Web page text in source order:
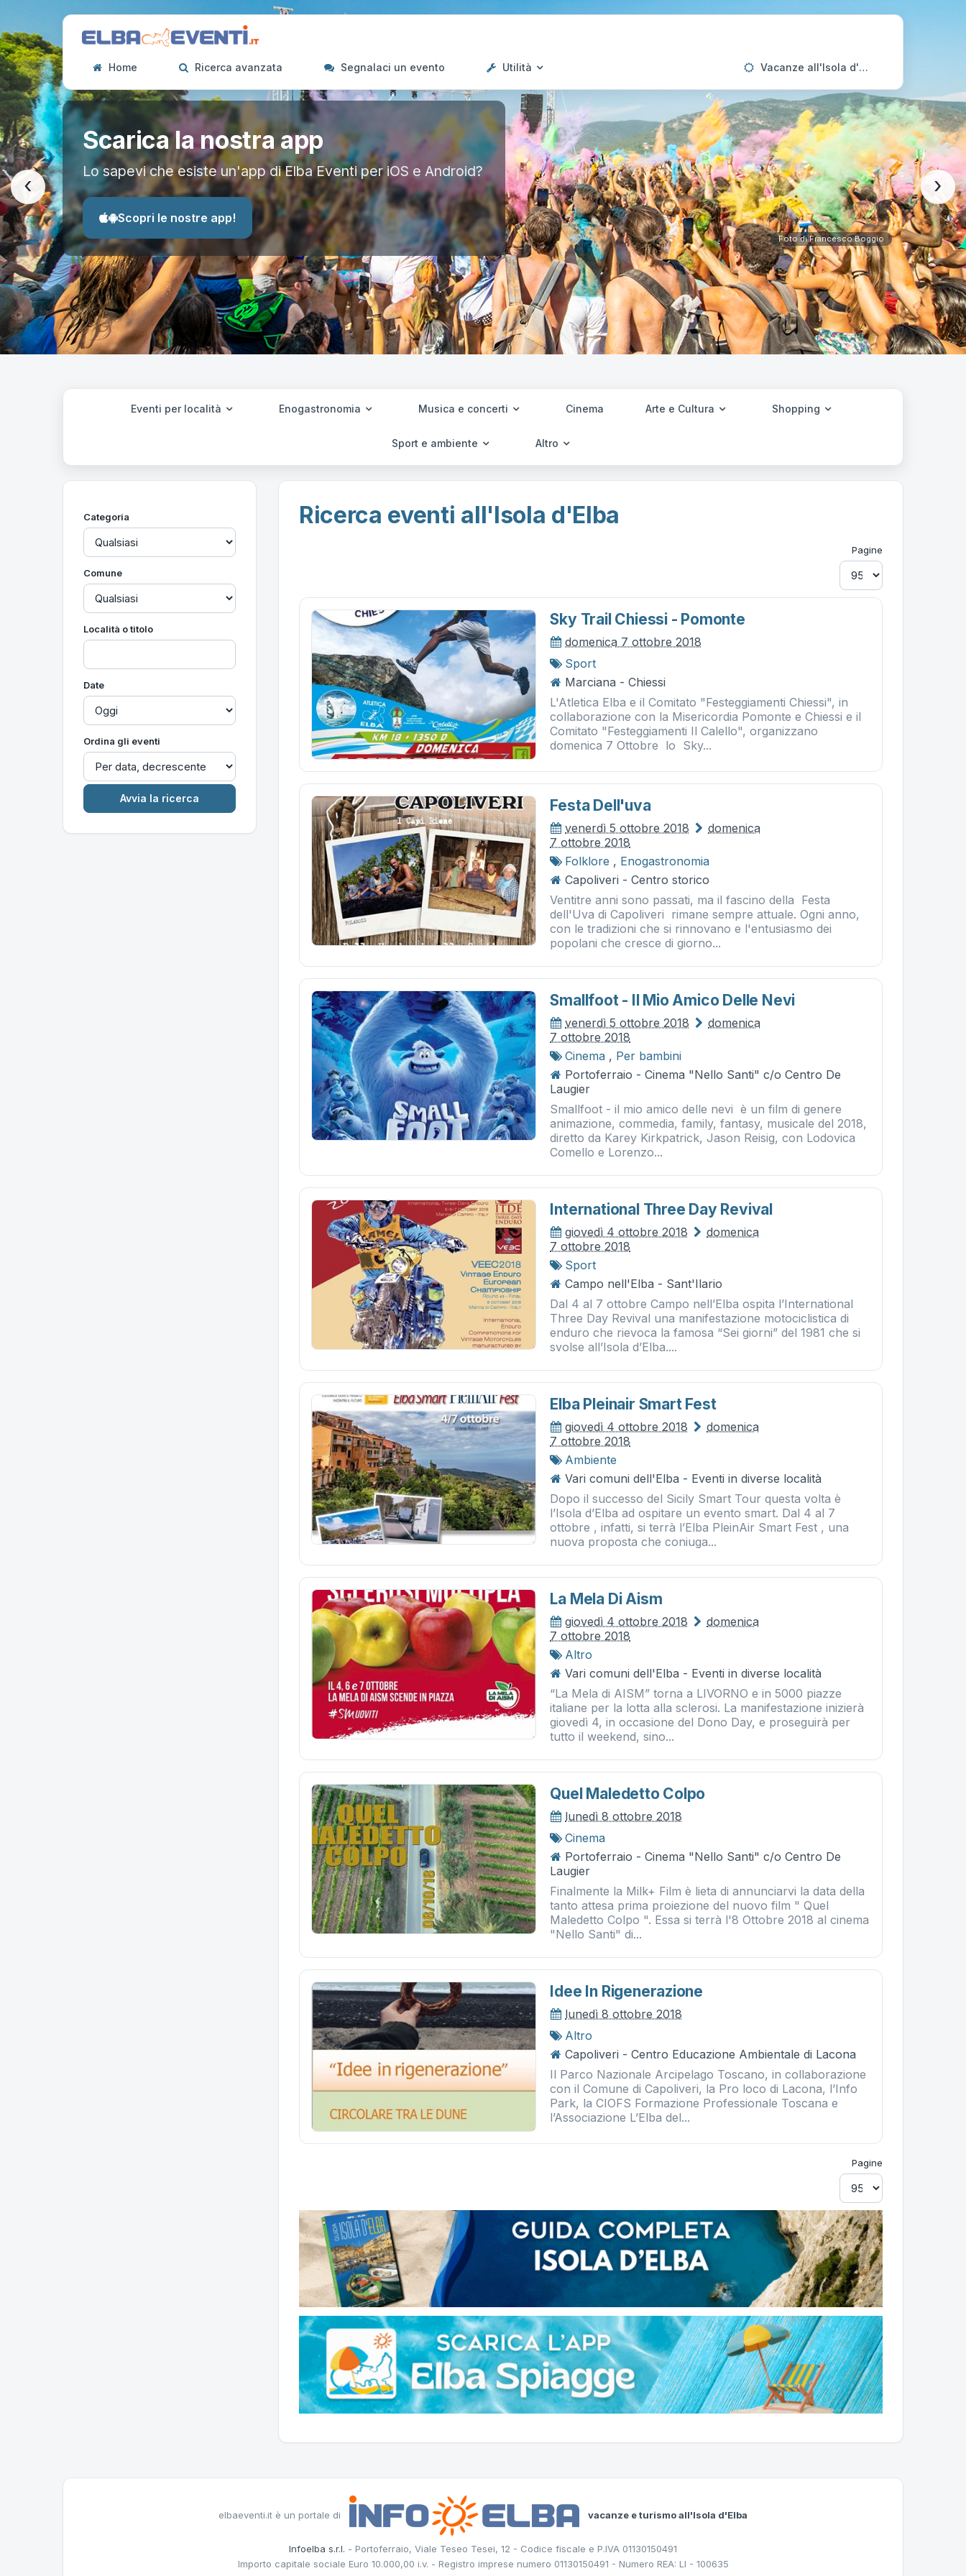
Home Ricerca avanzata Segnalaci un evento Utilità Vacanze all'Isola d'Elba
Scarica la nostra app
Lo sapevi che esiste un'app di Elba Eventi per iOS e Android?
Scopri le nostre app!
Foto di Francesco Boggio
‹ ›
Eventi per località Enogastronomia Musica e concerti Cinema Arte e Cultura Shopping
Sport e ambiente Altro
Categoria
Comune
Località o titolo
Date
Ordina gli eventi
Ricerca eventi all'Isola d'Elba
Pagine
Sky Trail Chiessi - Pomonte
domenica 7 ottobre 2018
Sport
Marciana - Chiessi
L'Atletica Elba e il Comitato "Festeggiamenti Chiessi", in
collaborazione con la Misericordia Pomonte e Chiessi e il
Comitato "Festeggiamenti Il Calello", organizzano
domenica 7 Ottobre lo Sky...
Festa Dell'uva
venerdì 5 ottobre 2018
domenica
7 ottobre 2018
Folklore , Enogastronomia
Capoliveri - Centro storico
Ventitre anni sono passati, ma il fascino della Festa
dell'Uva di Capoliveri rimane sempre attuale. Ogni anno,
con le tradizioni che si rinnovano e l'entusiasmo dei
popolani che cresce di giorno...
Smallfoot - Il Mio Amico Delle Nevi
venerdì 5 ottobre 2018
domenica
7 ottobre 2018
Cinema , Per bambini
Portoferraio - Cinema "Nello Santi" c/o Centro De
Laugier
Smallfoot - il mio amico delle nevi è un film di genere
animazione, commedia, family, fantasy, musicale del 2018,
diretto da Karey Kirkpatrick, Jason Reisig, con Lodovica
Comello e Lorenzo...
International Three Day Revival
giovedì 4 ottobre 2018
domenica
7 ottobre 2018
Sport
Campo nell'Elba - Sant'Ilario
Dal 4 al 7 ottobre Campo nell’Elba ospita l’International
Three Day Revival una manifestazione motociclistica di
enduro che rievoca la famosa “Sei giorni” del 1981 che si
svolse all’Isola d’Elba....
Elba Pleinair Smart Fest
giovedì 4 ottobre 2018
domenica
7 ottobre 2018
Ambiente
Vari comuni dell'Elba - Eventi in diverse località
Dopo il successo del Sicily Smart Tour questa volta è
l’Isola d’Elba ad ospitare un evento smart. Dal 4 al 7
ottobre , infatti, si terrà l’Elba PleinAir Smart Fest , una
nuova proposta che coniuga...
La Mela Di Aism
giovedì 4 ottobre 2018
domenica
7 ottobre 2018
Altro
Vari comuni dell'Elba - Eventi in diverse località
“La Mela di AISM” torna a LIVORNO e in 5000 piazze
italiane per la lotta alla sclerosi. La manifestazione inizierà
giovedì 4, in occasione del Dono Day, e proseguirà per
tutto il weekend, sino...
Quel Maledetto Colpo
lunedì 8 ottobre 2018
Cinema
Portoferraio - Cinema "Nello Santi" c/o Centro De
Laugier
Finalmente la Milk+ Film è lieta di annunciarvi la data della
tanto attesa prima proiezione del nuovo film " Quel
Maledetto Colpo ". Essa si terrà l'8 Ottobre 2018 al cinema
"Nello Santi" di...
Idee In Rigenerazione
lunedì 8 ottobre 2018
Altro
Capoliveri - Centro Educazione Ambientale di Lacona
Il Parco Nazionale Arcipelago Toscano, in collaborazione
con il Comune di Capoliveri, la Pro loco di Lacona, l’Info
Park, la CIOFS Formazione Professionale Toscana e
l’Associazione L’Elba del...
Pagine
elbaeventi.it è un portale di vacanze e turismo all'Isola d'Elba
Infoelba s.r.l. - Portoferraio, Viale Teseo Tesei, 12 - Codice fiscale e P.IVA 01130150491
Importo capitale sociale Euro 10.000,00 i.v. - Registro imprese numero 01130150491 - Numero REA: LI - 100635